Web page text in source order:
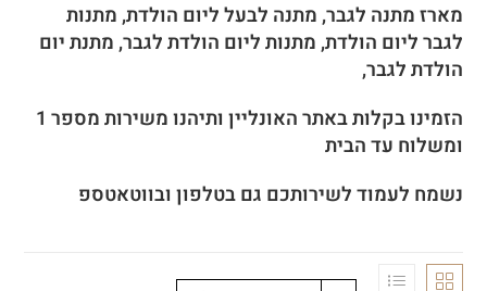
מארז מתנה לגבר, מתנה לבעל ליום הולדת, מתנות
לגבר ליום הולדת, מתנות ליום הולדת לגבר, מתנת יום
הולדת לגבר,
הזמינו
בקלות באתר האונליין ותיהנו משירות מספר 1
ומשלוח עד הבית
נשמח לעמוד לשירותכם גם בטלפון ובווטאטספ